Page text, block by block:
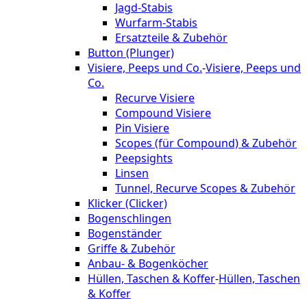
Jagd-Stabis
Wurfarm-Stabis
Ersatzteile & Zubehör
Button (Plunger)
Visiere, Peeps und Co.-Visiere, Peeps und
Co.
Recurve Visiere
Compound Visiere
Pin Visiere
Scopes (für Compound) & Zubehör
Peepsights
Linsen
Tunnel, Recurve Scopes & Zubehör
Klicker (Clicker)
Bogenschlingen
Bogenständer
Griffe & Zubehör
Anbau- & Bogenköcher
Hüllen, Taschen & Koffer-Hüllen, Taschen
& Koffer